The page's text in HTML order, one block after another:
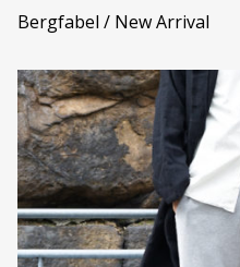
Bergfabel / New Arrival